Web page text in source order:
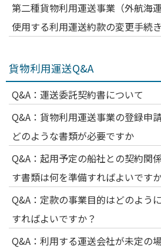
第二種貨物利用運送事業（外航海
使用する利用運送約款の変更手続き
貨物利用運送Q&A
Q&A：運送委託契約書について
Q&A：貨物利用運送事業の登録申
どのような書類が必要ですか
Q&A：起用予定の船社との契約関
す書類は何を準備すればよいです
Q&A：定款の事業目的はどのよう
すればよいですか？
Q&A：利用する運送会社が未定の